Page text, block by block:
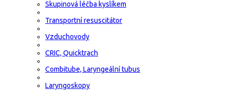
Skupinová léčba kyslíkem
Transportní resuscitátor
Vzduchovody
CRIC, Quicktrach
Combitube, Laryngeální tubus
Laryngoskopy